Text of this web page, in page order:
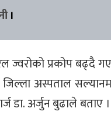
।
ज्वरोको प्रकोप बढ्दै
अस्पताल
डा. अर्जुन बुढाले